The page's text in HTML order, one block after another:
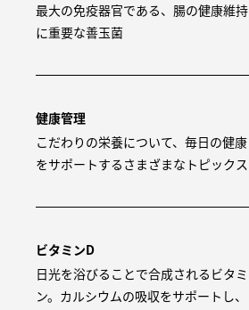
最大の免疫器官である、腸の健康維持
に重要な善玉菌
健康管理
こだわりの栄養について、毎日の健康
をサポートするさまざまなトピックス
ビタミンD
日光を浴びることで合成されるビタミ
ン。カルシウムの吸収をサポートし、